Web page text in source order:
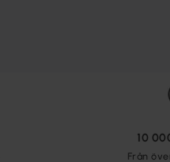
10
Från